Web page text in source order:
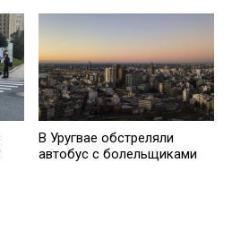
В Уругвае обстреляли
автобус с болельщиками